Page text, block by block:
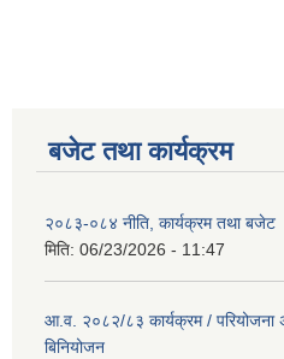
बजेट तथा कार्यक्रम
२०८३-०८४ नीति, कार्यक्रम तथा बजेट
मिति: 06/23/2026 - 11:47
आ.व. २०८२/८३ कार्यक्रम / परियोजना
बिनियोजन